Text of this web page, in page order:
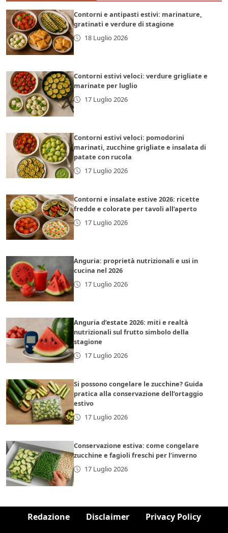
Contorni e antipasti estivi: marinature,
gratinati e verdure di stagione
18 Luglio 2026
Contorni estivi veloci: verdure grigliate e
marinate per luglio
17 Luglio 2026
Contorni estivi veloci: pomodorini
marinati, zucchine grigliate e insalata di
patate con rucola
17 Luglio 2026
Contorni e insalate estive 2026: ricette
fredde e colorate per tavoli all’aperto
17 Luglio 2026
Anguria: proprietà nutrizionali e usi in
cucina nel 2026
17 Luglio 2026
Anguria d’estate 2026: miti e realtà
nutrizionali sul frutto simbolo della
stagione
17 Luglio 2026
Si possono congelare le zucchine? Guida
pratica alla conservazione dell’ortaggio
estivo
17 Luglio 2026
Conservazione estiva: come congelare
zucchine e fagioli freschi per l’inverno
17 Luglio 2026
Redazione Disclaimer Privacy Policy